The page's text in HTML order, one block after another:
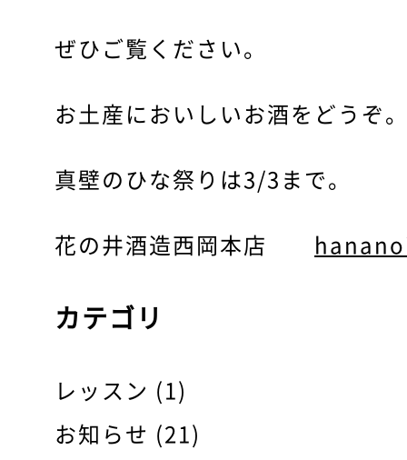
ぜひご覧ください。
お土産においしいお酒をどうぞ
真壁のひな祭りは3/3まで。
花の井酒造西岡本店
カテゴリ
レッスン (1)
お知らせ (21)